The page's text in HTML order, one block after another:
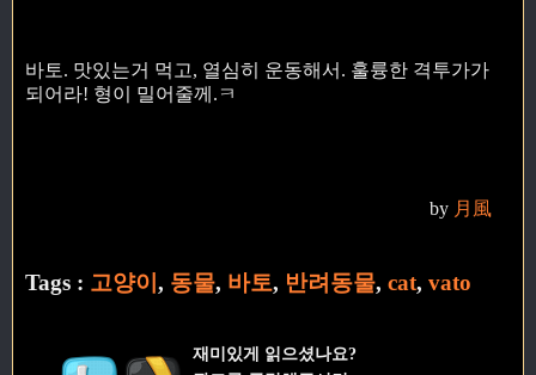
바토. 맛있는거 먹고, 열심히 운동해서. 훌륭한 격투가가
되어라! 형이 밀어줄께.ㅋ
by 月風
Tags : 고양이 , 동물, 바토, 반려동물, cat, vato
재미있게 읽으셨나요?